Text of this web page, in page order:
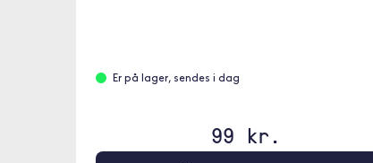
Er på lager, sendes i dag
99 kr.